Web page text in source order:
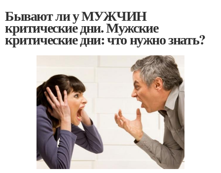
Бывают ли у МУЖЧИН
критические дни. Мужские
критические дни: что нужно знать?